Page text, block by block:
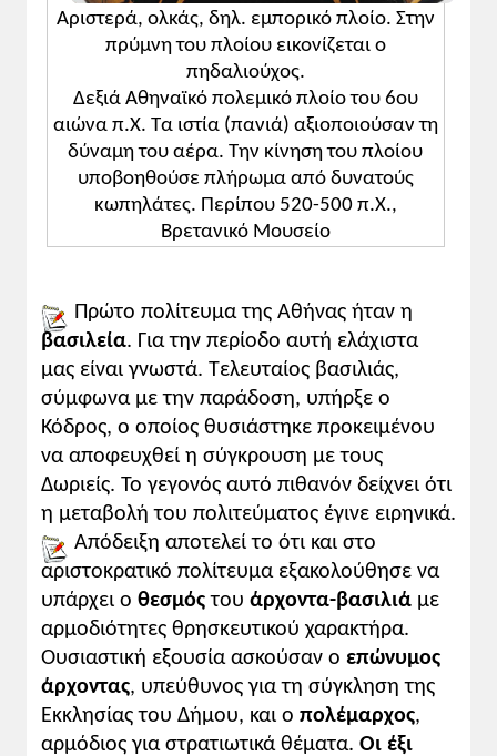
Προτεινόμενες δραστηριότητες:
- Άσκηση 4, σ. 53 του βιβλίου.
- Κατάρτιση πίνακα αποτίμησης της
συμβολής του Σόλωνα και του Κλεισθένη
στον εκδημοκρατισμό του αθηναϊκού
πολιτεύματος
- Αγώνας λόγου με θέμα: «Η συμβολή
του Σόλωνα ή του Κλεισθένη ήταν πιο
καθοριστική στην πορεία προς τη
δημοκρατία;»
Αθήνα): Κατάρτιση πίνακα στον οποίο να
καταγράφονται ομοιότητες και διαφορές
του αθηναϊκού και του σπαρτιατικού
πολιτεύματος.
4 ώρες
Ειδικοί διδακτικοί στόχοι:
Οι μαθητές επιδιώκεται:
• Να προβληματιστούν, με βάση την
κατανομή του πληθυσμού στην Αττική,
πάνω στη σχέση του γεωγραφικού και του
ανθρώπινου παράγοντα.
• Να κατανοήσουν τη μετάβαση από τη
βασιλεία στην αριστοκρατία.
• Να αξιολογήσουν τη λειτουργικότητα
των θεσμών.
Αριστερά, ολκάς, δηλ. εμπορικό πλοίο. Στην
πρύμνη του πλοίου εικονίζεται ο
πηδαλιούχος.
Δεξιά Αθηναϊκό πολεμικό πλοίο του 6ου
αιώνα π.Χ. Τα ιστία (πανιά) αξιοποιούσαν τη
δύναμη του αέρα. Την κίνηση του πλοίου
υποβοηθούσε πλήρωμα από δυνατούς
κωπηλάτες. Περίπου 520-500 π.Χ.,
Βρετανικό Μουσείο
Πρώτο πολίτευμα της Αθήνας ήταν η
βασιλεία. Για την περίοδο αυτή ελάχιστα
μας είναι γνωστά. Τελευταίος βασιλιάς,
σύμφωνα με την παράδοση, υπήρξε ο
Κόδρος, ο οποίος θυσιάστηκε προκειμένου
να αποφευχθεί η σύγκρουση με τους
Δωριείς. Το γεγονός αυτό πιθανόν δείχνει ότι
η μεταβολή του πολιτεύματος έγινε ειρηνικά.
Απόδειξη αποτελεί το ότι και στο
αριστοκρατικό πολίτευμα εξακολούθησε να
υπάρχει ο θεσμός του άρχοντα-βασιλιά με
αρμοδιότητες θρησκευτικού χαρακτήρα.
Ουσιαστική εξουσία ασκούσαν ο επώνυμος
άρχοντας, υπεύθυνος για τη σύγκληση της
Εκκλησίας του Δήμου, και ο πολέμαρχος,
αρμόδιος για στρατιωτικά θέματα. Οι έξι